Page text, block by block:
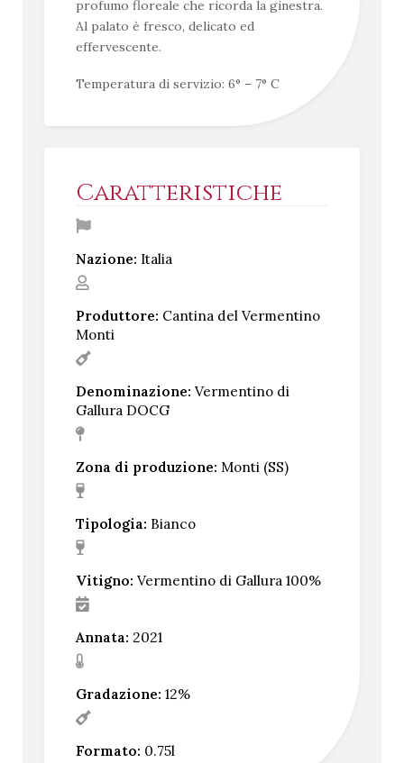
profumo floreale che ricorda la ginestra.
Al palato è fresco, delicato ed
effervescente.
Temperatura di servizio: 6° – 7° C
Caratteristiche
Nazione: Italia
Produttore: Cantina del Vermentino
Monti
Denominazione: Vermentino di
Gallura DOCG
Zona di produzione: Monti (SS)
Tipologia: Bianco
Vitigno: Vermentino di Gallura 100%
Annata: 2021
Gradazione: 12%
Formato: 0.75l